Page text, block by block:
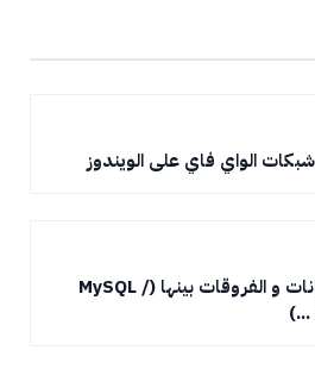
أنظمة إدارة قواعد البيانات و الفروقات بينها (MySQL /